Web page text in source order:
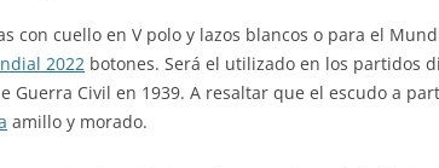
con cuello en V polo y lazos blancos o para el
2022 botones. Será el utilizado en los partidos
Guerra Civil en 1939. A resaltar que el escudo a
amillo y morado.